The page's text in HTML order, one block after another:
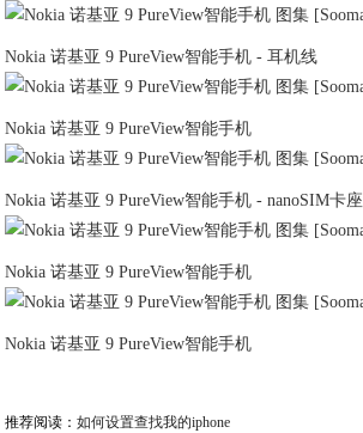
Nokia 诺基亚 9 PureView智能手机 - 耳机线
Nokia 诺基亚 9 PureView智能手机
Nokia 诺基亚 9 PureView智能手机 - nanoSIM卡座
Nokia 诺基亚 9 PureView智能手机
Nokia 诺基亚 9 PureView智能手机
推荐阅读：如何设置查找我的iphone